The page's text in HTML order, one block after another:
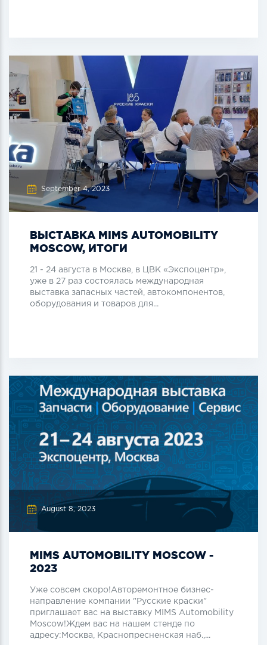
September 4, 2023
ВЫСТАВКА MIMS AUTOMOBILITY
MOSCOW, ИТОГИ
21 - 24 августа в Москве, в ЦВК «Экспоцентр»,
уже в 27 раз состоялась международная
выставка запасных частей, автокомпонентов,
оборудования и товаров для...
August 8, 2023
MIMS AUTOMOBILITY MOSCOW -
2023
Уже совсем скоро!Авторемонтное бизнес-
направление компании "Русские краски"
приглашает вас на выставку MIMS Automobility
Moscow!Ждем вас на нашем стенде по
адресу:Москва, Краснопресненская наб.,...